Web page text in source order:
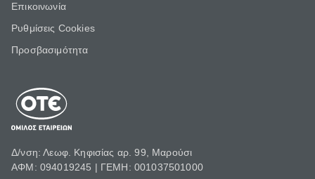
Επικοινωνία
Ρυθμίσεις Cookies
Προσβασιμότητα
Δ/νση: Λεωφ. Κηφισίας αρ. 99, Μαρούσι
ΑΦΜ: 094019245 | ΓΕΜΗ: 001037501000